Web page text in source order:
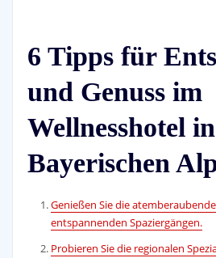
6 Tipps für
und Genuss im
Wellnesshotel
Bayerischen
Genießen Sie die
entspannenden Spaziergängen.
Probieren Sie die regionalen